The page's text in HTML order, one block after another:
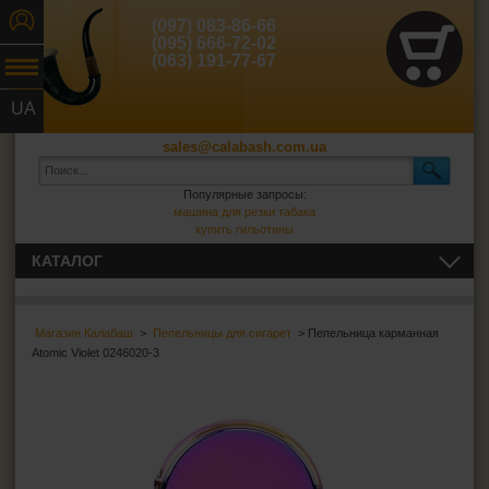
UA
(097) 083-86-66
(095) 666-72-02
(063) 191-77-67
sales@calabash.com.ua
Популярные запросы:
машина для резки табака
купить гильотины
Магазин Калабаш > Пепельницы для сигарет > Пепельница карманная
Atomic Violet 0246020-3
КАТАЛОГ
СИГАРЫ, СИГАРИЛЛЫ И ВСЁ ДЛЯ НИХ
ЗАЖИГАЛКИ